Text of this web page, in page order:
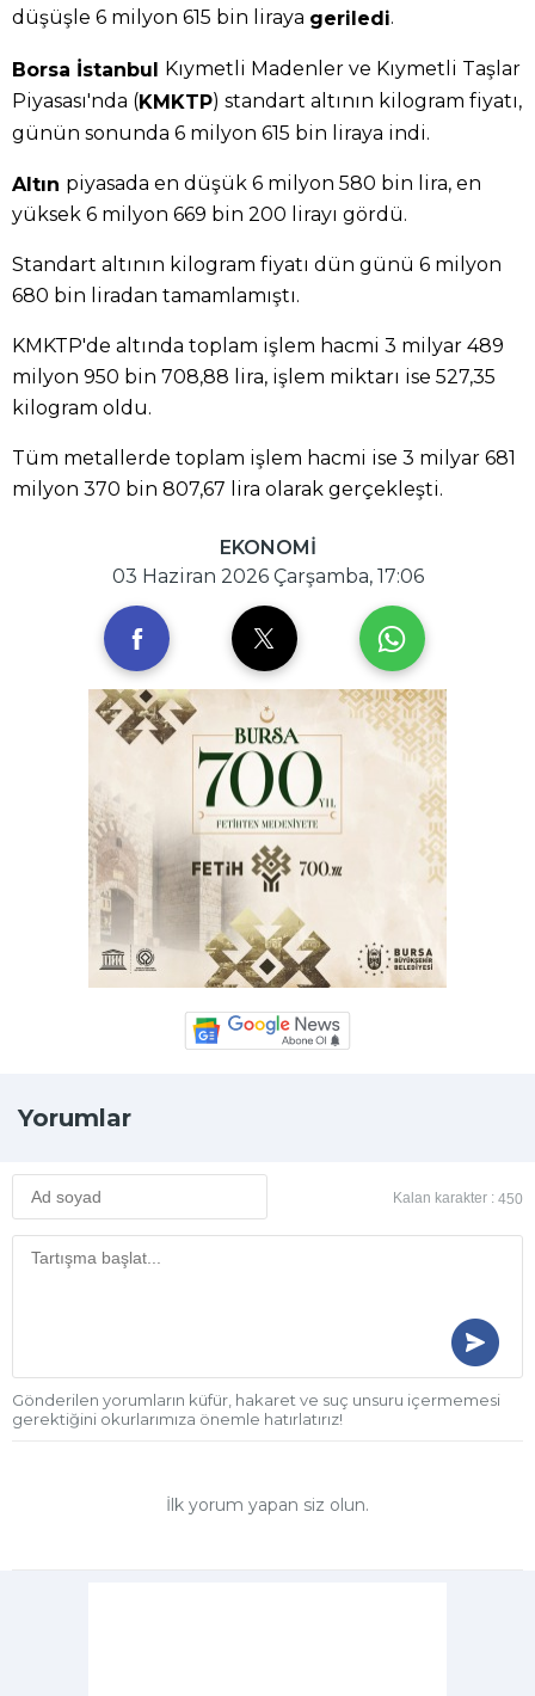
düşüşle 6 milyon 615 bin liraya geriledi.
Borsa İstanbul Kıymetli Madenler ve Kıymetli Taşlar
Piyasası'nda (KMKTP) standart altının kilogram fiyatı,
günün sonunda 6 milyon 615 bin liraya indi.
Altın piyasada en düşük 6 milyon 580 bin lira, en
yüksek 6 milyon 669 bin 200 lirayı gördü.
Standart altının kilogram fiyatı dün günü 6 milyon
680 bin liradan tamamlamıştı.
KMKTP'de altında toplam işlem hacmi 3 milyar 489
milyon 950 bin 708,88 lira, işlem miktarı ise 527,35
kilogram oldu.
Tüm metallerde toplam işlem hacmi ise 3 milyar 681
milyon 370 bin 807,67 lira olarak gerçekleşti.
EKONOMİ
03 Haziran 2026 Çarşamba, 17:06
Yorumlar
Kalan karakter : 450
Gönderilen yorumların küfür, hakaret ve suç unsuru içermemesi
gerektiğini okurlarımıza önemle hatırlatırız!
İlk yorum yapan siz olun.